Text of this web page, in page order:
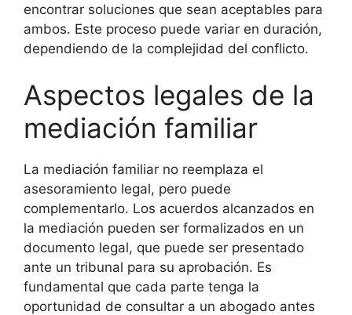
encontrar soluciones que sean aceptables para
ambos. Este proceso puede variar en duración,
dependiendo de la complejidad del conflicto.
Aspectos legales de la
mediación familiar
La mediación familiar no reemplaza el
asesoramiento legal, pero puede
complementarlo. Los acuerdos alcanzados en
la mediación pueden ser formalizados en un
documento legal, que puede ser presentado
ante un tribunal para su aprobación. Es
fundamental que cada parte tenga la
oportunidad de consultar a un abogado antes